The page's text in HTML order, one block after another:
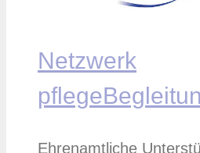
Netzwerk
Ehrenamtliche